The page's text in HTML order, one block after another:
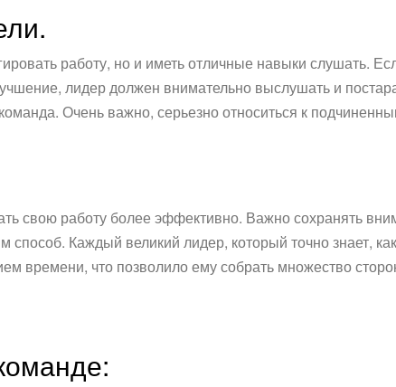
работу, но и иметь отличные навыки слушать.
лидер должен внимательно выслушать и
Очень важно, серьезно относиться к
свою работу более эффективно. Важно сохранять
Каждый великий лидер, который точно знает,
времени, что позволило ему собрать множество